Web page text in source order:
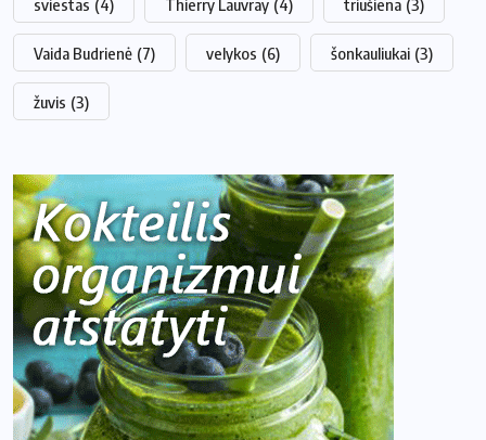
sviestas (4) Thierry Lauvray (4) triušiena (3)
Vaida Budrienė (7) velykos (6) šonkauliukai (3)
žuvis (3)